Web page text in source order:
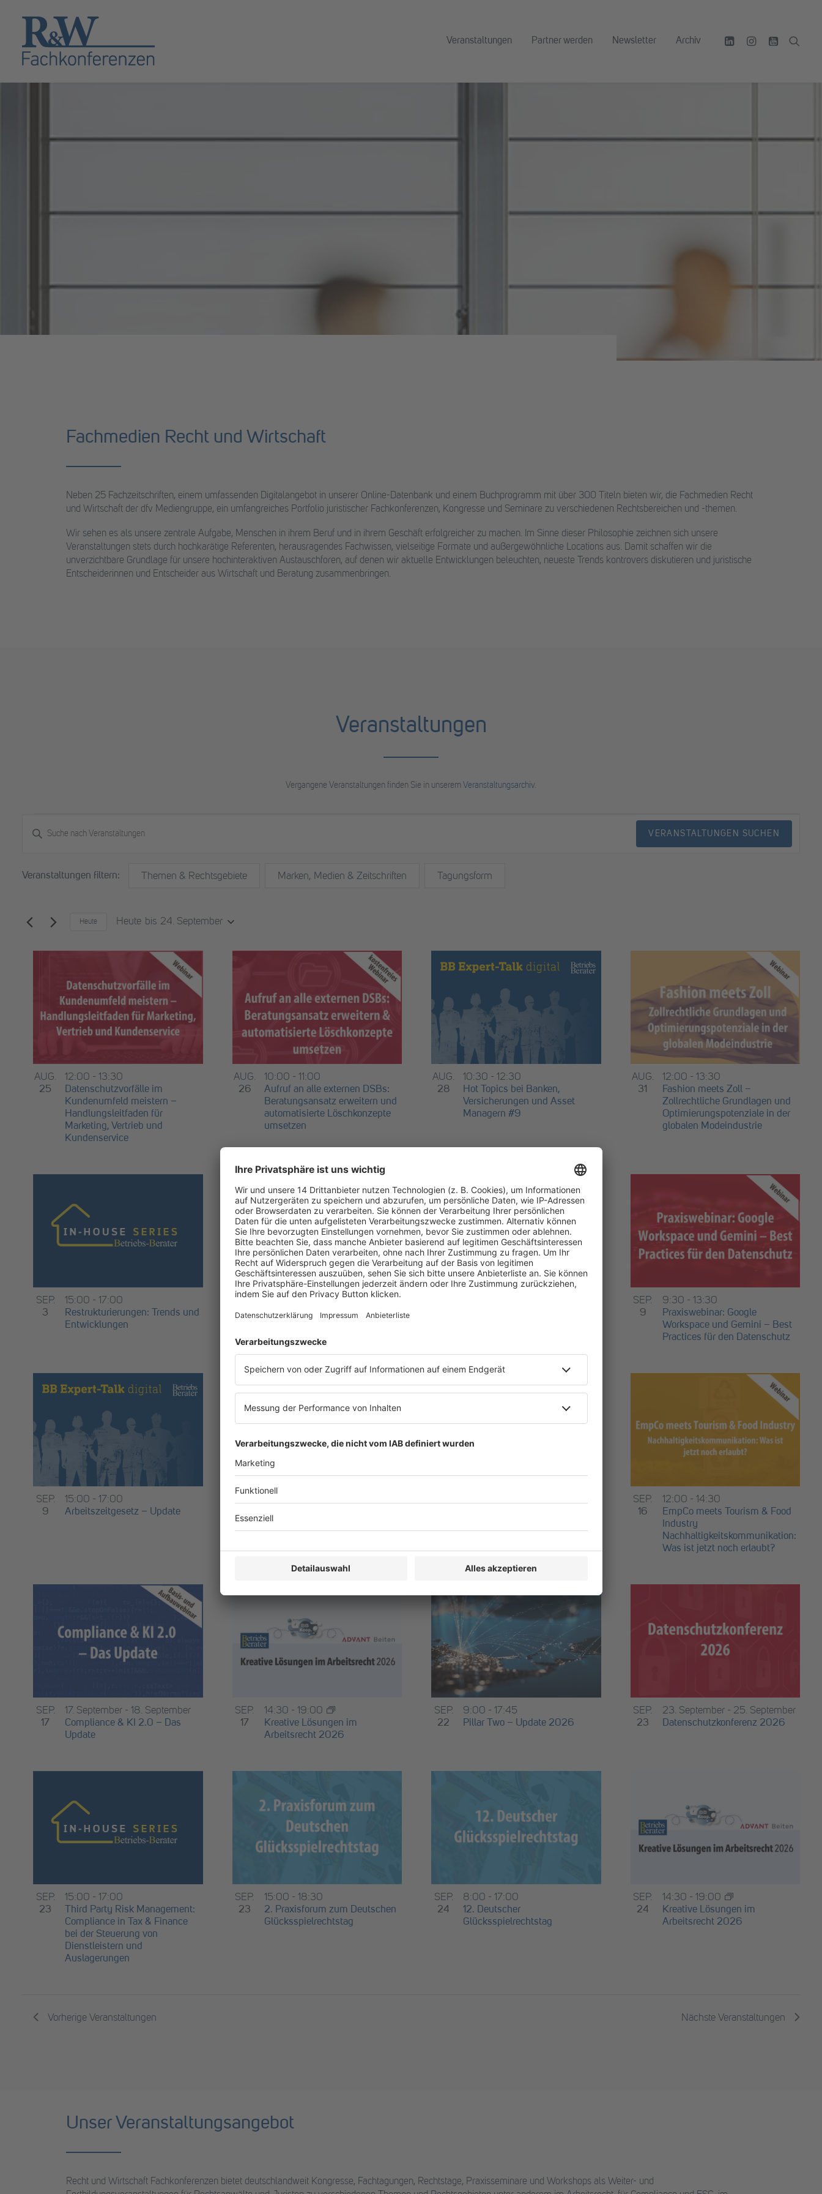
Veranstaltungen Partner werden Newsletter Archiv
Fachmedien Recht und Wirtschaft
Neben 25 Fachzeitschriften, einem umfassenden Digitalangebot in unserer Online-Datenbank und einem Buchprogramm mit über 300 Titeln bieten wir, die Fachmedien Recht
und Wirtschaft der dfv Mediengruppe, ein umfangreiches Portfolio juristischer Fachkonferenzen, Kongresse und Seminare zu verschiedenen Rechtsbereichen und -themen.
Wir sehen es als unsere zentrale Aufgabe, Menschen in ihrem Beruf und in ihrem Geschäft erfolgreicher zu machen. Im Sinne dieser Philosophie zeichnen sich unsere
Veranstaltungen stets durch hochkarätige Referenten, herausragendes Fachwissen, vielseitige Formate und außergewöhnliche Locations aus. Damit schaffen wir die
unverzichtbare Grundlage für unsere hochinteraktiven Austauschforen, auf denen wir aktuelle Entwicklungen beleuchten, neueste Trends kontrovers diskutieren und juristische
Entscheiderinnen und Entscheider aus Wirtschaft und Beratung zusammenbringen.
Veranstaltungen
Vergangene Veranstaltungen finden Sie in unserem Veranstaltungsarchiv.
Veranstaltungen
Veranstaltungen
und
Navigation
Bitte
Schlüsselwort
VERANSTALTUNGEN SUCHEN
Filter
Das
Eingabefelder
Veranstaltungen
gefilterten
Themen & Rechtsgebiete Marken, Medien & Zeitschriften Tagungsform
Heute Heute 24. September
auswählen.
Veranstaltungen
View
AUG.
25
Datenschutzvorfälle im
Kundenumfeld meistern –
Handlungsleitfaden für
Marketing, Vertrieb und
Kundenservice
12:00 - 13:30
AUG.
26
Aufruf an alle externen DSBs:
Beratungsansatz erweitern und
automatisierte Löschkonzepte
umsetzen
10:00 - 11:00
AUG.
28
Hot Topics bei Banken,
Versicherungen und Asset
Managern #9
10:30 - 12:30
AUG.
31
Fashion meets Zoll –
Zollrechtliche Grundlagen und
Optimierungspotenziale in der
globalen Modeindustrie
12:00 - 13:30
SEP.
3
Restrukturierungen: Trends und
Entwicklungen
15:00 - 17:00
SEP.
3
Der Sanierungsberater im Dialog
18:00 -21:00
SEP.
9
Praxiswebinar: Google
Workspace und Gemini – Best
Practices für den Datenschutz
9:30 - 13:30
SEP.
9
Arbeitszeitgesetz – Update
15:00 - 17:00
Kreative Lösungen im
SEP.
16
EmpCo meets Tourism & Food
Industry
Nachhaltigkeitskommunikation:
Was ist jetzt noch erlaubt?
12:00 - 14:30
SEP.
17
Compliance & KI 2.0 – Das
Update
17. September - 18. September
SEP.
17
Kreative Lösungen im
Arbeitsrecht 2026
14:30 - 19:00
SEP.
22
Pillar Two – Update 2026
9:00 - 17:45
SEP.
23
Datenschutzkonferenz 2026
23. September- 25. September
SEP.
23
Third Party Risk Management:
Compliance in Tax & Finance
bei der Steuerung von
Dienstleistern und
Auslagerungen
15:00 - 17:00
SEP.
23
2. Praxisforum zum Deutschen
Glücksspielrechtstag
15:00 - 18:30
SEP.
24
12. Deutscher
Glücksspielrechtstag
8:00 - 17:00
SEP.
24
Kreative Lösungen im
Arbeitsrecht 2026
14:30 - 19:00
Vorherige Veranstaltungen Nächste Veranstaltungen
Unser Veranstaltungsangebot
Recht und Wirtschaft Fachkonferenzen bietet deutschlandweit Kongresse, Fachtagungen, Rechtstage, Praxisseminare und Workshops als Weiter- und